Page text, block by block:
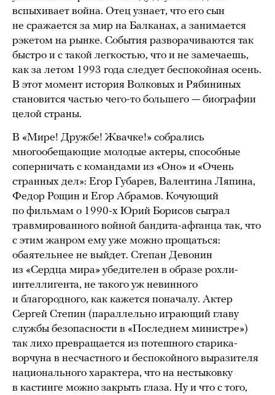
вспыхивает война. Отец узнает, что его сын
не сражается за мир на Балканах, а занимается
рэкетом на рынке. События разворачиваются так
быстро и с такой легкостью, что и не замечаешь,
как за летом 1993 года следует беспокойная осень.
В этот момент история Волковых и Рябининых
становится частью чего-то большего — биографии
целой страны.
В «Мире! Дружбе! Жвачке!» собрались
многообещающие молодые актеры, способные
соперничать с командами из «Оно» и «Очень
странных дел»: Егор Губарев, Валентина Ляпина,
Федор Рощин и Егор Абрамов. Кочующий
по фильмам о 1990-х Юрий Борисов сыграл
травмированного войной бандита-афганца так, что
с этим жанром ему уже можно прощаться:
обаятельнее не выйдет. Степан Девонин
из «Сердца мира» убедителен в образе рохли-
интеллигента, не такого уж невинного
и благородного, как кажется поначалу. Актер
Сергей Степин (параллельно играющий главу
службы безопасности в «Последнем министре»)
так лихо превращается из потешного старика-
ворчуна в несчастного и беспокойного выразителя
национального характера, что на нестыковку
в кастинге можно закрыть глаза. Ну и что с того,